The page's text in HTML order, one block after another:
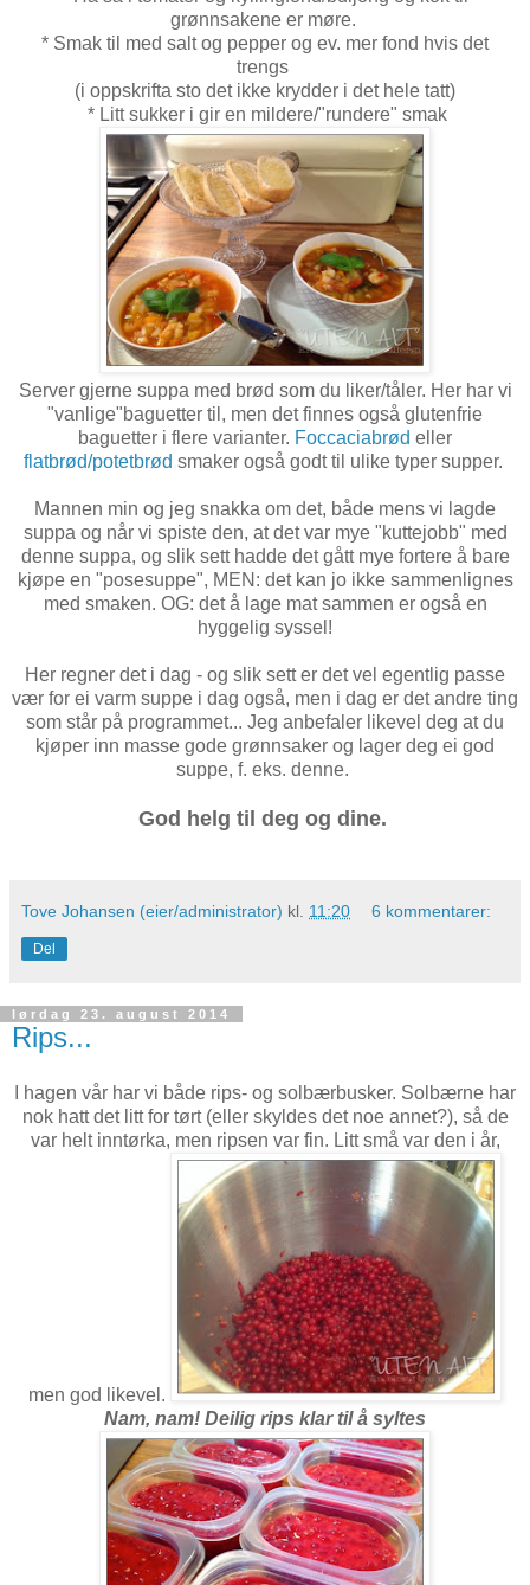
grønnsakene er møre.
* Smak til med salt og pepper og ev. mer fond hvis det
trengs
(i oppskrifta sto det ikke krydder i det hele tatt)
* Litt sukker i gir en mildere/"rundere" smak
Server gjerne suppa med brød som du liker/tåler. Her har vi
"vanlige"baguetter til, men det finnes også glutenfrie
baguetter i flere varianter. Foccaciabrød eller
flatbrød/potetbrød smaker også godt til ulike typer supper.
Mannen min og jeg snakka om det, både mens vi lagde
suppa og når vi spiste den, at det var mye "kuttejobb" med
denne suppa, og slik sett hadde det gått mye fortere å bare
kjøpe en "posesuppe", MEN: det kan jo ikke sammenlignes
med smaken. OG: det å lage mat sammen er også en
hyggelig syssel!
Her regner det i dag - og slik sett er det vel egentlig passe
vær for ei varm suppe i dag også, men i dag er det andre ting
som står på programmet... Jeg anbefaler likevel deg at du
kjøper inn masse gode grønnsaker og lager deg ei god
suppe, f. eks. denne.
God helg til deg og dine.
Tove Johansen (eier/administrator) kl. 11:20 6 kommentarer:
Del
lørdag 23. august 2014
Rips...
I hagen vår har vi både rips- og solbærbusker. Solbærne har
nok hatt det litt for tørt (eller skyldes det noe annet?), så de
var helt inntørka, men ripsen var fin. Litt små var den i år,
men god likevel.
Nam, nam! Deilig rips klar til å syltes